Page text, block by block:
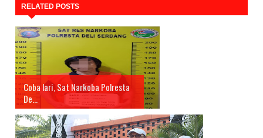
RELATED POSTS
Coba lari, Sat Narkoba Polresta
De...